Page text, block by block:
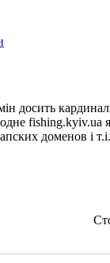
досить
fishing.kyiv.ua
доменов і